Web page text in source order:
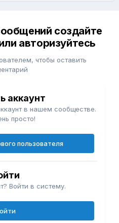
создайте
авторизуйтесь
чтобы оставить
аккаунт
в нашем сообществе.
просто!
пользователя
Войти в систему.